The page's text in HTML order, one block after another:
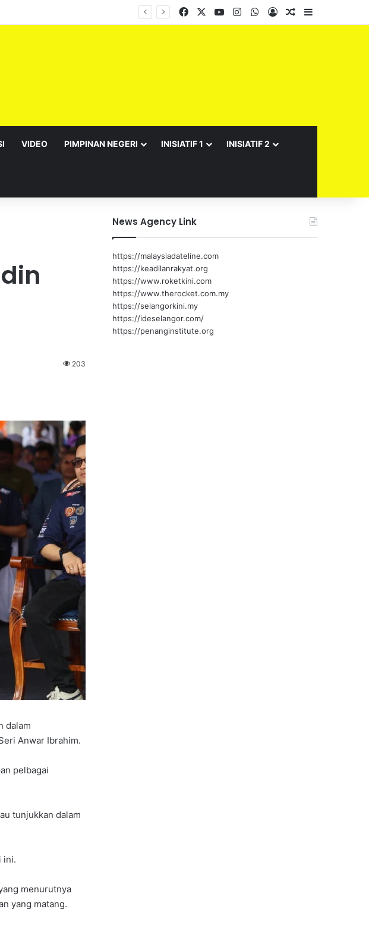
Kerajaan Negeri Facebook YouTubeInstagramWhatsApp
Log InRandom Article
VIDEO PIMPINAN NEGERI INISIATIF 1 INISIATIF 2
203
dalam
Anwar Ibrahim.
pelbagai
tunjukkan dalam
ini.
menurutnya
yang matang.
News Agency Link
https://malaysiadateline.com
https://keadilanrakyat.org
https://www.roketkini.com
https://www.therocket.com.my
https://selangorkini.my
https://ideselangor.com/
https://penanginstitute.org